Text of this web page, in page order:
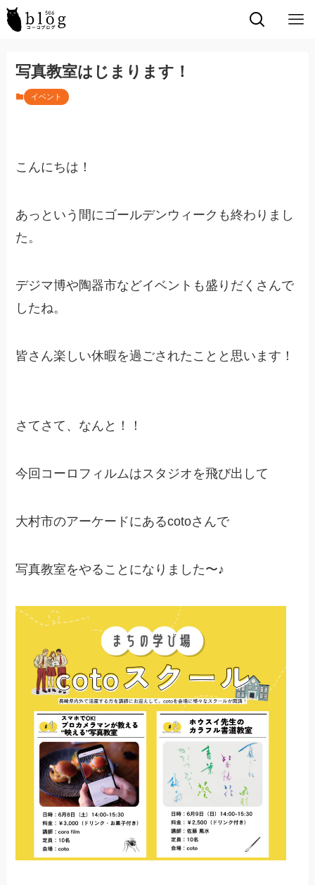
写真教室はじまります！
イベント
こんにちは！
あっという間にゴールデンウィークも終わりまし
た。
デジマ博や陶器市などイベントも盛りだくさんで
したね。
皆さん楽しい休暇を過ごされたことと思います！
さてさて、なんと！！
今回コーロフィルムはスタジオを飛び出して
大村市のアーケードにあるcotoさんで
写真教室をやることになりました〜♪